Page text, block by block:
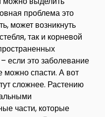
проблема это
может возникнуть
так и корневой
если это заболевание
можно спасти. А вот
сложнее. Растению
части, которые